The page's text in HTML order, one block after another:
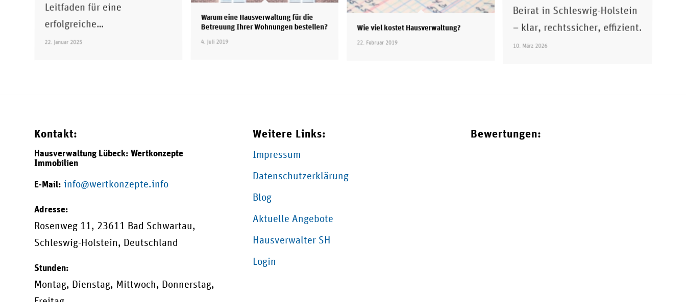
Leitfaden für eine
erfolgreiche…
22. Januar 2025
Warum eine Hausverwaltung für die
Betreuung Ihrer Wohnungen bestellen?
4. Juli 2019
Wie viel kostet Hausverwaltung?
22. Februar 2019
Beirat in Schleswig-Holstein
– klar, rechtssicher, effizient.
10. März 2026
Kontakt:
Hausverwaltung Lübeck: Wertkonzepte
Immobilien
E-Mail: info@wertkonzepte.info
Adresse:
Rosenweg 11 , 23611 Bad Schwartau,
Schleswig-Holstein, Deutschland
Stunden:
Montag, Dienstag, Mittwoch, Donnerstag,
Weitere Links:
Impressum
Datenschutzerklärung
Blog
Aktuelle Angebote
Hausverwalter SH
Login
Bewertungen: